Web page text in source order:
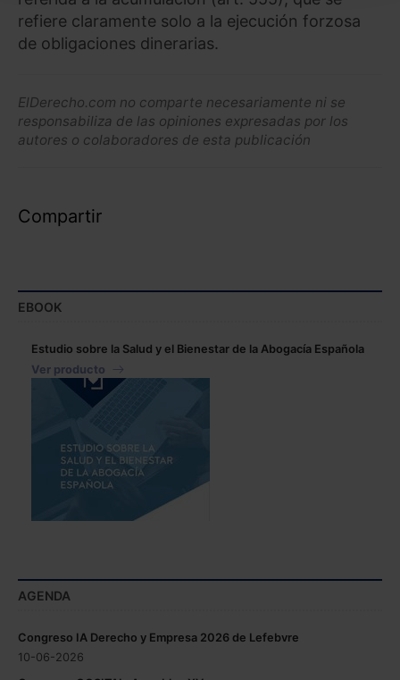
navegador. Si no seleccionas ninguna utilizaremos
las que sean indispensables para la navegación.
refiere claramente solo a la ejecución forzosa
de obligaciones dinerarias.
ElDerecho.com no comparte necesariamente ni se
responsabiliza de las opiniones expresadas por los
autores o colaboradores de esta publicación
Compartir
EBOOK
Estudio sobre la Salud y el Bienestar de la Abogacía Española
Ver producto
AGENDA
Congreso IA Derecho y Empresa 2026 de Lefebvre
10-06-2026